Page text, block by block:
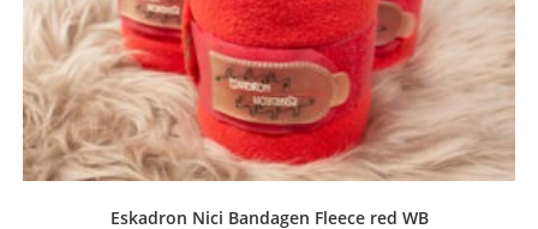
Eskadron Nici Bandagen Fleece red WB